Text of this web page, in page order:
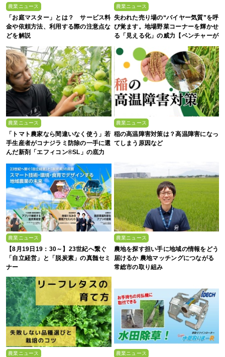
農業ニュース
「お庭マスター」とは？ サービス料
金や依頼方法、利用する際の注意点な
どを解説
農業ニュース
失われた売り場の“バイヤー気質”を呼
び覚ます。地場野菜コーナーを輝かせ
る「見える化」の威力【ベンチャーが
拓く！日本の農の未来 #2】
農業ニュース
「トマト農家なら間違いなく使う」若
手生産者がコナジラミ防除の一手に選
んだ新剤「エフィコン®SL」の底力
農業ニュース
稲の高温障害対策は？高温障害になっ
てしまう原因など
農業ニュース
【8月19日19：30～】23世紀へ繋ぐ
「自立経営」と「脱炭素」の真髄セミ
ナー
農業ニュース
農地を探す担い手に地域の情報をどう
届けるか 農地マッチングにつながる
常総市の取り組み
農業ニュース 農業ニュース